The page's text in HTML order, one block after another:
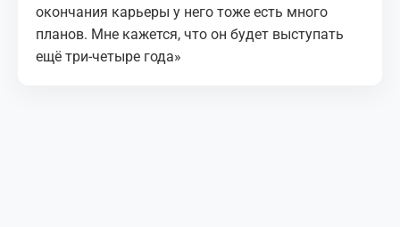
окончания карьеры у него тоже есть много
планов. Мне кажется, что он будет выступать
ещё три-четыре года»